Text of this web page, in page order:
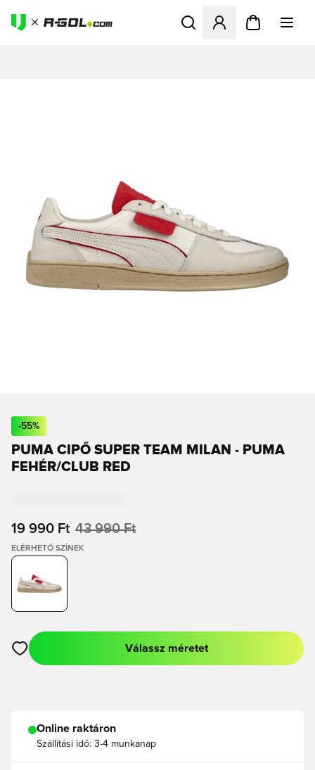
Megnyit egy modált a
-55%
PUMA CIPŐ SUPER TEAM MILAN - PUMA
FEHÉR/CLUB RED
19 990 Ft 43 990 Ft
ELÉRHETŐ SZÍNEK
Megnyit egy modált a bejelentkezéshez vagy a tagként való
Válassz méretet
Online raktáron
Szállítási idő: 3-4 munkanap